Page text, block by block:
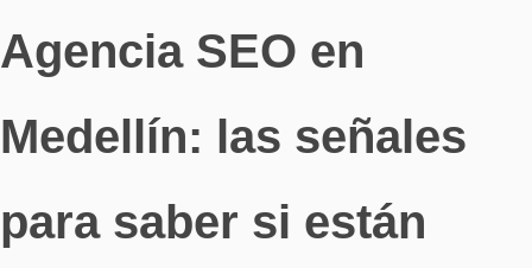
SEO para abogados
SEO para SaaS B2B
Páginas web
Agencia SEO en
Medellín: las señales
para saber si están